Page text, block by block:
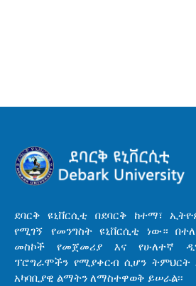
ደባርቅ ዩኒቨርሲቲ በደባርቅ ከተማ፣
የሚገኝ የመንግስት ዩኒቨርሲቲ ነው።
መስኮች የመጀመሪያ እና የሁለተኛ
ፕሮግራሞችን የሚያቀርብ ሲሆን ትምህርት
አካባቢያዊ ልማትን ለማስተዋወቅ ይሠራል፡፡